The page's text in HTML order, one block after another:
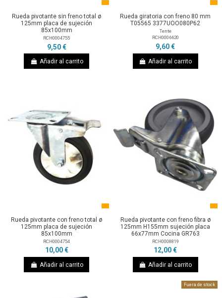
Rueda pivotante sin freno total ø
125mm placa de sujeción
85x100mm
RCH0004755
9,50 €
Añadir al carrito
Rueda giratoria con freno 80 mm
T05565 3377UOO080P62
Tente
RCH0006620
9,60 €
Añadir al carrito
Rueda pivotante con freno total ø
125mm placa de sujeción
85x100mm
RCH0004754
10,00 €
Añadir al carrito
Rueda pivotante con freno fibra ø
125mm H155mm sujeción placa
66x77mm Cocina GR763
RCH0008819
12,00 €
Añadir al carrito
Fuera de stock